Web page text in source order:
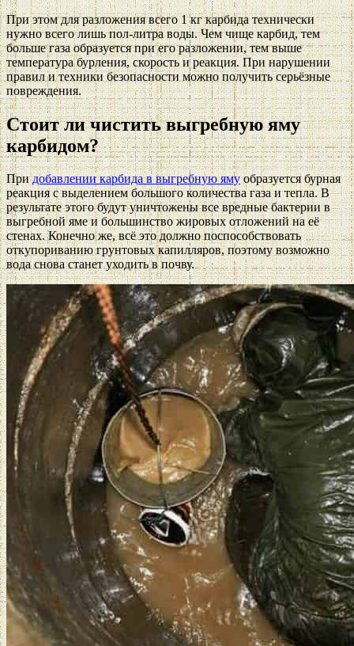
При этом для разложения всего 1 кг карбида технически
нужно всего лишь пол-литра воды. Чем чище карбид, тем
больше газа образуется при его разложении, тем выше
температура бурления, скорость и реакция. При нарушении
правил и техники безопасности можно получить серьёзные
повреждения.
Стоит ли чистить выгребную яму
карбидом?
Придобавлении карбида в выгребную ямуобразуется бурная
реакция с выделением большого количества газа и тепла. В
результате этого будут уничтожены все вредные бактерии в
выгребной яме и большинство жировых отложений на её
стенах. Конечно же, всё это должно поспособствовать
откупориванию грунтовых капилляров, поэтому возможно
вода снова станет уходить в почву.